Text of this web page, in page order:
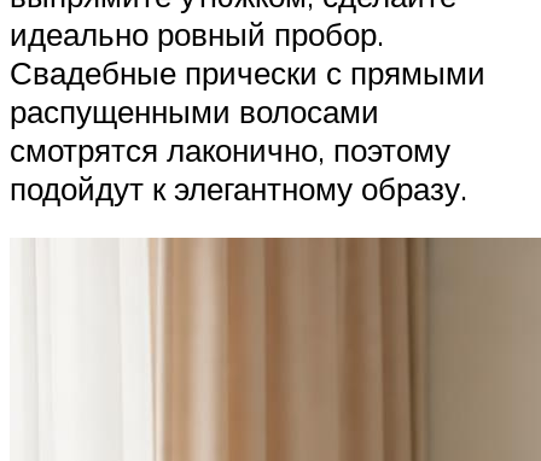
идеально ровный пробор.
Свадебные прически с прямыми
распущенными волосами
смотрятся лаконично, поэтому
подойдут к элегантному образу.